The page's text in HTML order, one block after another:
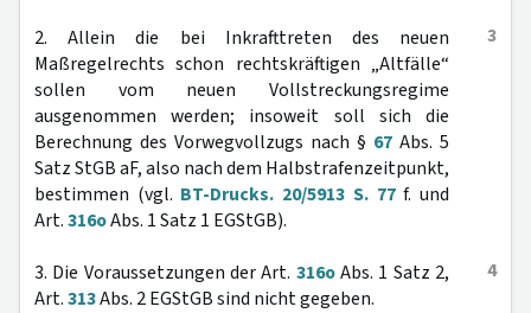
3
2. Allein die bei Inkrafttreten des neuen
Maßregelrechts schon rechtskräftigen „Altfälle“
sollen vom neuen Vollstreckungsregime
ausgenommen werden; insoweit soll sich die
Berechnung des Vorwegvollzugs nach § 67 Abs. 5
Satz StGB aF, also nach dem Halbstrafenzeitpunkt,
bestimmen (vgl. BT-Drucks. 20/5913 S. 77f. und
Art.316oAbs. 1 Satz 1 EGStGB).
4
3. Die Voraussetzungen der Art. 316oAbs. 1 Satz 2,
Art.313Abs. 2 EGStGB sind nicht gegeben.